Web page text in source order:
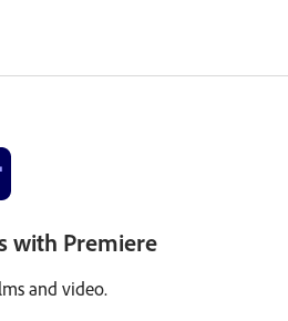
with Premiere
and video.